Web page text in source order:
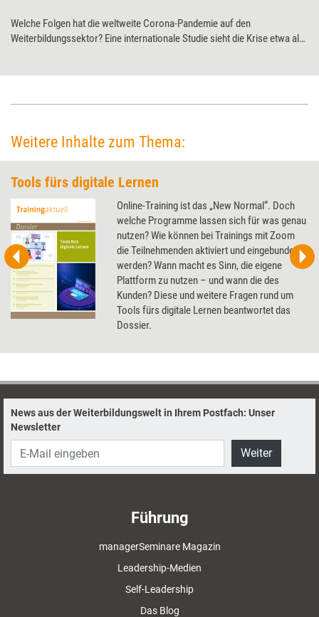
Welche Folgen hat die weltweite Corona-Pandemie auf den
Weiterbildungssektor? Eine internationale Studie sieht die Krise etwa als
Weitere Inhalte zum Thema:
Tools fürs digitale Lernen
Online-Training ist das „New Normal“. Doch
welche Programme lassen sich für was genau
nutzen? Wie können bei Trainings mit Zoom
die Teilnehmenden aktiviert und eingebunden
werden? Wann macht es Sinn, die eigene
Plattform zu nutzen – und wann die des
Kunden? Diese und weitere Fragen rund um
Tools fürs digitale Lernen beantwortet das
Dossier.
News aus der Weiterbildungswelt in Ihrem Postfach: Unser
Newsletter
Weiter
Führung
managerSeminare Magazin
Leadership-Medien
Self-Leadership
Das Blog